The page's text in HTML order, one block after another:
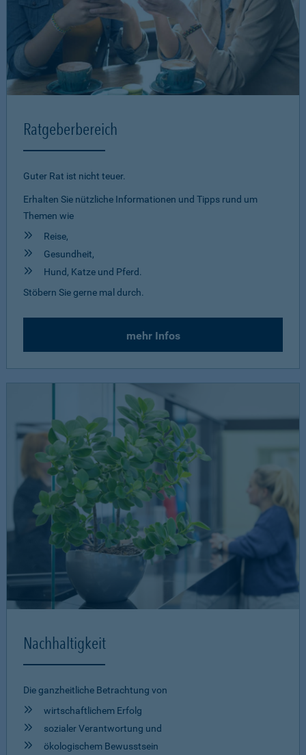
Ratgeberbereich
Guter Rat ist nicht teuer.
Erhalten Sie nützliche Informationen und Tipps rund um
Themen wie
Reise,
Gesundheit,
Hund, Katze und Pferd.
Stöbern Sie gerne mal durch.
mehr Infos
Nachhaltigkeit
Die ganzheitliche Betrachtung von
wirtschaftlichem Erfolg
sozialer Verantwortung und
ökologischem Bewusstsein